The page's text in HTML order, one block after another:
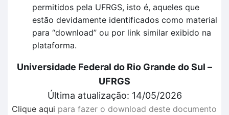
permitidos pela UFRGS, isto é, aqueles que
estão devidamente identificados como material
para “download” ou por link similar exibido na
plataforma.
Universidade Federal do Rio Grande do Sul –
UFRGS
Última atualização: 14/05/2026
Clique aqui para fazer o download deste documento